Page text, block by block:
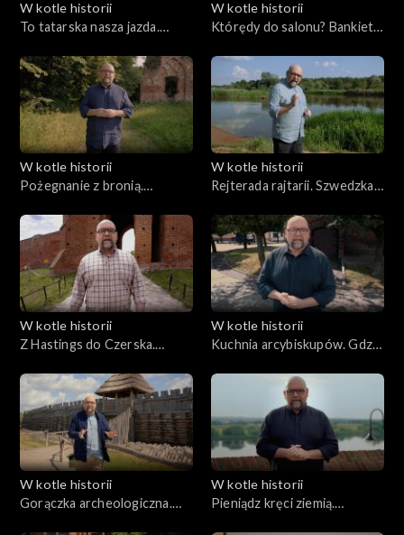
W kotle historii
To tatarska nasza jazda.
W kotle historii
Którędy do salonu? Bankiety
W kotle historii
Pożegnanie z bronią.
W kotle historii
Rejterada rajtarii. Szwedzka
W kotle historii
Z Hastings do Czerska.
W kotle historii
Kuchnia arcybiskupów. Gdzie
W kotle historii
Gorączka archeologiczna.
W kotle historii
Pieniądz kręci ziemią.